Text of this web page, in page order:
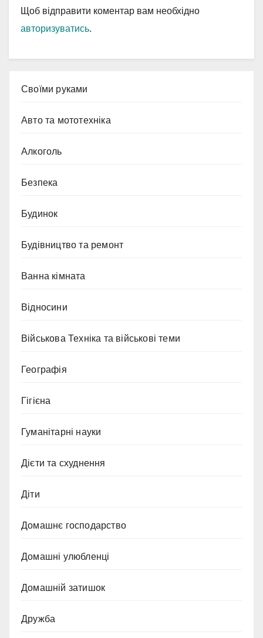
Щоб відправити коментар вам необхідно
авторизуватись.
Cвоїми руками
Авто та мототехніка
Алкоголь
Безпека
Будинок
Будівництво та ремонт
Ванна кімната
Відносини
Військова Техніка та військові теми
Географія
Гігієна
Гуманітарні науки
Дієти та схуднення
Діти
Домашнє господарство
Домашні улюбленці
Домашній затишок
Дружба